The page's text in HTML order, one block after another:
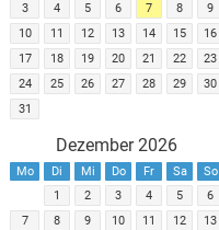
3
4 5 6 7 8
9
10
11 12 13 14 15
16
17
18 19 20 21 22
23
24
25 26 27 28 29
30
31
Dezember 2026
Mo Di Mi Do Fr Sa
So
1
2 3 4 5
6
7
8 9 10 11 12
13